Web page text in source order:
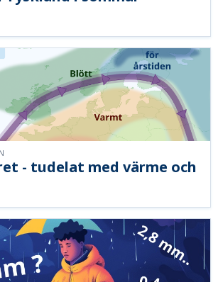
- tudelat med värme och